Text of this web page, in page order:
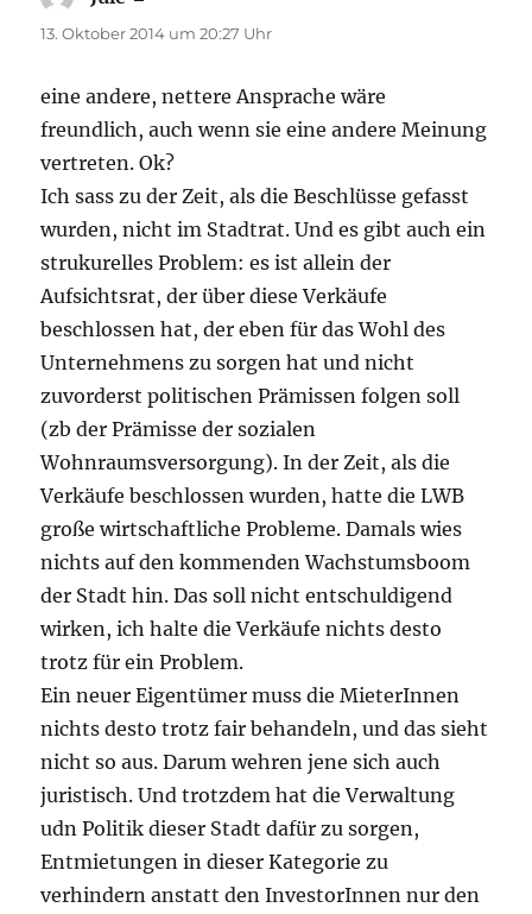
13. Oktober 2014 um 20:27 Uhr
eine andere, nettere Ansprache wäre
freundlich, auch wenn sie eine andere Meinung
vertreten. Ok?
Ich sass zu der Zeit, als die Beschlüsse gefasst
wurden, nicht im Stadtrat. Und es gibt auch ein
strukurelles Problem: es ist allein der
Aufsichtsrat, der über diese Verkäufe
beschlossen hat, der eben für das Wohl des
Unternehmens zu sorgen hat und nicht
zuvorderst politischen Prämissen folgen soll
(zb der Prämisse der sozialen
Wohnraumsversorgung). In der Zeit, als die
Verkäufe beschlossen wurden, hatte die LWB
große wirtschaftliche Probleme. Damals wies
nichts auf den kommenden Wachstumsboom
der Stadt hin. Das soll nicht entschuldigend
wirken, ich halte die Verkäufe nichts desto
trotz für ein Problem.
Ein neuer Eigentümer muss die MieterInnen
nichts desto trotz fair behandeln, und das sieht
nicht so aus. Darum wehren jene sich auch
juristisch. Und trotzdem hat die Verwaltung
udn Politik dieser Stadt dafür zu sorgen,
Entmietungen in dieser Kategorie zu
verhindern anstatt den InvestorInnen nur den